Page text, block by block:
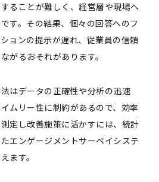
ることが難しく、経営層や現場へ
す。その結果、個々の回答へのフ
ョンの提示が遅れ、従業員の信頼
がるおそれがあります。
はデータの正確性や分析の迅速
ムリー性に制約があるので、効率
定し改善施策に活かすには、統計
エンゲージメントサーベイシステ
ます。